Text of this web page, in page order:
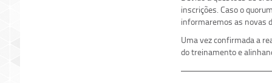
inscrições. Caso o
informaremos as novas
Uma vez confirmada a
do treinamento e